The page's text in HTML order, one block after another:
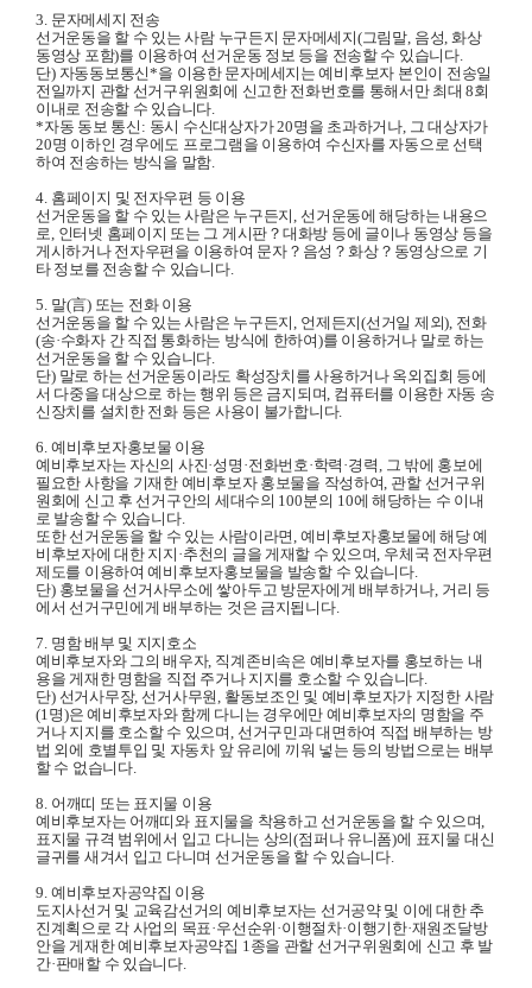
3. 문자메세지 전송
선거운동을 할 수 있는 사람 누구든지 문자메세지(그림말, 음성,화상
동영상 포함)를 이용하여 선거운동 정보 등을 전송할 수 있습니다.
단) 자동동보통신*을 이용한 문자메세지는 예비후보자 본인이 전송일
전일까지 관할 선거구위원회에 신고한 전화번호를 통해서만 최대8회
이내로 전송할 수 있습니다.
*자동 동보 통신 : 동시 수신대상자가20명을 초과하거나, 그 대상자가
20명 이하인 경우에도 프로그램을 이용하여 수신자를 자동으로 선택
하여 전송하는 방식을 말함.
4. 홈페이지 및 전자우편 등 이용
선거운동을 할 수 있는 사람은 누구든지, 선거운동에 해당하는 내용으
로, 인터넷 홈페이지 또는 그 게시판？ 대화방 등에 글이나 동영상 등을
게시하거나 전자우편을 이용하여 문자？ 음성 ？화상？ 동영상으로 기
타 정보를 전송할 수 있습니다.
5. 말(言) 또는 전화 이용
선거운동을 할 수 있는 사람은 누구든지, 언제든지(선거일 제외), 전화
(송·수화자 간 직접 통화하는 방식에 한하여)를 이용하거나 말로 하는
선거운동을 할 수 있습니다.
단) 말로 하는 선거운동이라도 확성장치를 사용하거나 옥외집회 등에
서 다중을 대상으로 하는 행위 등은 금지되며, 컴퓨터를 이용한 자동 송
신장치를 설치한 전화 등은 사용이 불가합니다.
6. 예비후보자홍보물 이용
예비후보자는 자신의 사진·성명 ·전화번호·학력 ·경력, 그 밖에 홍보에
필요한 사항을 기재한 예비후보자 홍보물을 작성하여, 관할 선거구위
원회에 신고 후 선거구안의 세대수의 100분의 10에 해당하는 수 이내
로 발송할 수 있습니다.
또한 선거운동을 할 수 있는 사람이라면,예비후보자홍보물에 해당 예
비후보자에 대한 지지 ·추천의 글을 게재할 수 있으며, 우체국 전자우편
제도를 이용하여 예비후보자홍보물을 발송할 수 있습니다.
단) 홍보물을 선거사무소에 쌓아두고 방문자에게 배부하거나, 거리 등
에서 선거구민에게 배부하는 것은 금지됩니다.
7. 명함 배부 및 지지호소
예비후보자와 그의 배우자, 직계존비속은 예비후보자를 홍보하는 내
용을 게재한 명함을 직접 주거나 지지를 호소할 수 있습니다.
단) 선거사무장, 선거사무원, 활동보조인 및 예비후보자가 지정한 사람
(1명)은 예비후보자와 함께 다니는 경우에만 예비후보자의 명함을 주
거나 지지를 호소할 수 있으며, 선거구민과 대면하여 직접 배부하는 방
법 외에 호별투입 및 자동차 앞 유리에 끼워 넣는 등의 방법으로는 배부
할 수 없습니다.
8. 어깨띠 또는 표지물 이용
예비후보자는 어깨띠와 표지물을 착용하고 선거운동을 할 수 있으며,
표지물 규격 범위에서 입고 다니는 상의(점퍼나 유니폼)에 표지물 대신
글귀를 새겨서 입고 다니며 선거운동을 할 수 있습니다.
9. 예비후보자공약집 이용
도지사선거 및 교육감선거의 예비후보자는 선거공약 및 이에 대한 추
진계획으로 각 사업의 목표·우선순위 ·이행절차·이행기한·재원조달방
안을 게재한 예비후보자공약집 1종을 관할 선거구위원회에 신고 후 발
간·판매할 수 있습니다.